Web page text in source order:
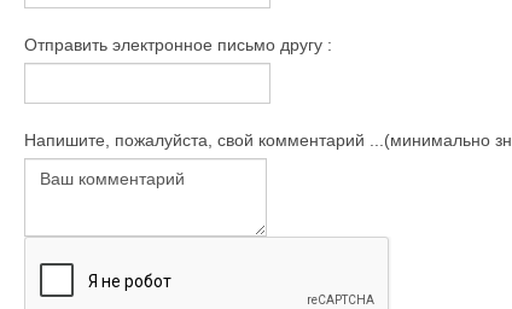
Отправить электронное письмо другу :
Напишите, пожалуйста, свой комментарий ...(минимально